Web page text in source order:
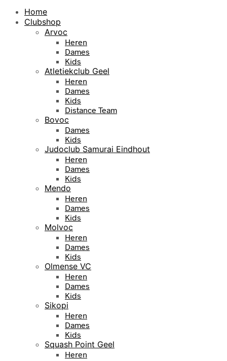
Home
Clubshop
Arvoc
Heren
Dames
Kids
Atletiekclub Geel
Heren
Dames
Kids
Distance Team
Bovoc
Dames
Kids
Judoclub Samurai Eindhout
Heren
Dames
Kids
Mendo
Heren
Dames
Kids
Molvoc
Heren
Dames
Kids
Olmense VC
Heren
Dames
Kids
Sikopi
Heren
Dames
Kids
Squash Point Geel
Heren